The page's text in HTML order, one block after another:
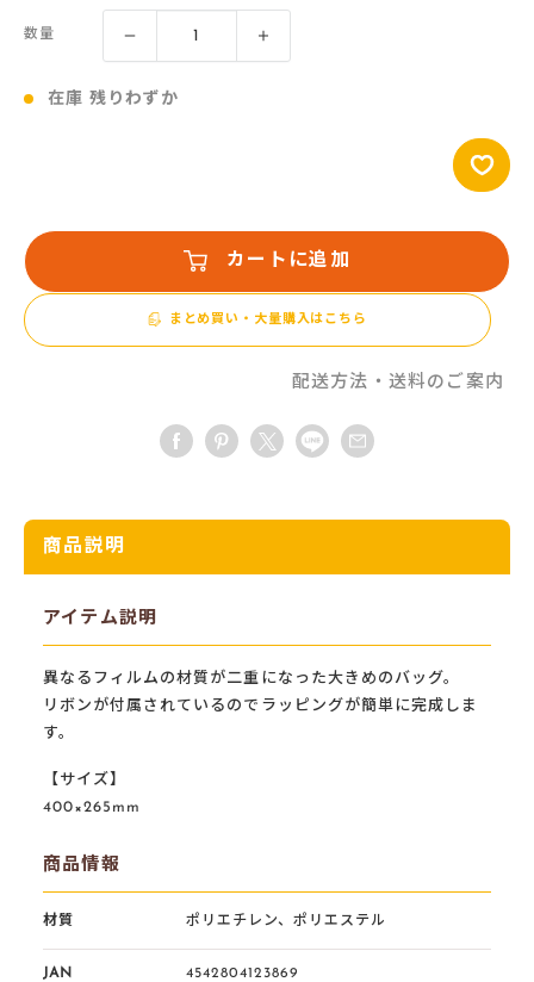
数量
在庫 残りわずか
カートに追加
まとめ買い・大量購入はこちら
配送方法・送料のご案内
商品説明
アイテム説明
異なるフィルムの材質が二重になった大きめのバッグ。
リボンが付属されているのでラッピングが簡単に完成しま
す。
【サイズ】
400×265mm
商品情報
材質 ポリエチレン、ポリエステル
JAN 4542804123869